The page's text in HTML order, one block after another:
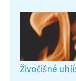
Živočišné